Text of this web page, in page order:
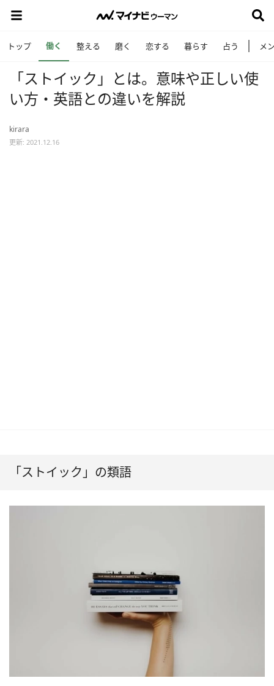
トップ 働く 整える 磨く 恋する 暮らす 占う メ
「ストイック」とは。意味や正しい使
い方・英語との違いを解説
kirara
更新: 2021.12.16
「ストイック」の類語